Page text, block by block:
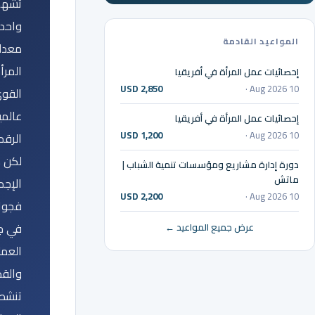
المواعيد القادمة
إحصائيات عمل المرأة في أفريقيا
10 Aug 2026 ·
USD 2,850
إحصائيات عمل المرأة في أفريقيا
10 Aug 2026 ·
USD 1,200
دورة إدارة مشاريع ومؤسسات تنمية الشباب |
ماتش
10 Aug 2026 ·
USD 2,200
عرض جميع المواعيد ←
لكن
في